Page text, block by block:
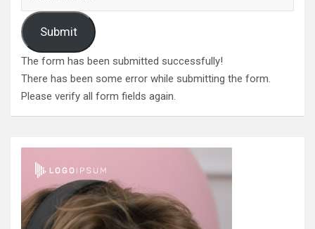
Submit
The form has been submitted successfully!
There has been some error while submitting the form.
Please verify all form fields again.